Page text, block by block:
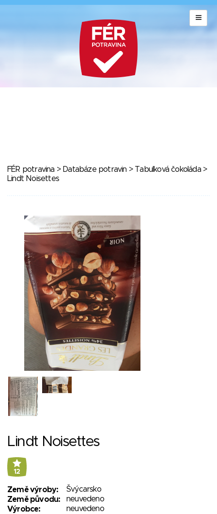
FÉR potravina > Databáze potravin > Tabulková čokoláda>
Lindt Noisettes
Lindt Noisettes
12
Země výroby:
Švýcarsko
Země původu:
neuvedeno
Výrobce:
neuvedeno